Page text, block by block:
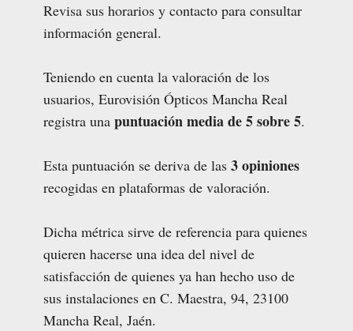
Revisa sus horarios y contacto para consultar
información general.
Teniendo en cuenta la valoración de los
usuarios, Eurovisión Ópticos Mancha Real
registra una puntuación media de 5 sobre 5.
Esta puntuación se deriva de las 3 opiniones
recogidas en plataformas de valoración.
Dicha métrica sirve de referencia para quienes
quieren hacerse una idea del nivel de
satisfacción de quienes ya han hecho uso de
sus instalaciones en C. Maestra, 94, 23100
Mancha Real, Jaén.